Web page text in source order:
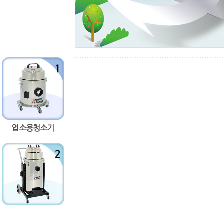
업소용청소기